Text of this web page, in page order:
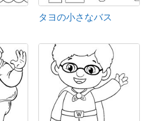
タヨの小さなバス